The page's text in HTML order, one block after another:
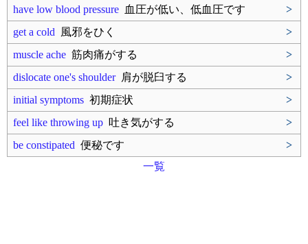
have low blood pressure 血圧が低い、低血圧です
>
get a cold 風邪をひく
>
muscle ache 筋肉痛がする
>
dislocate one's shoulder肩が脱臼する
>
initial symptoms 初期症状
>
feel like throwing up 吐き気がする
>
be constipated 便秘です
>
一覧